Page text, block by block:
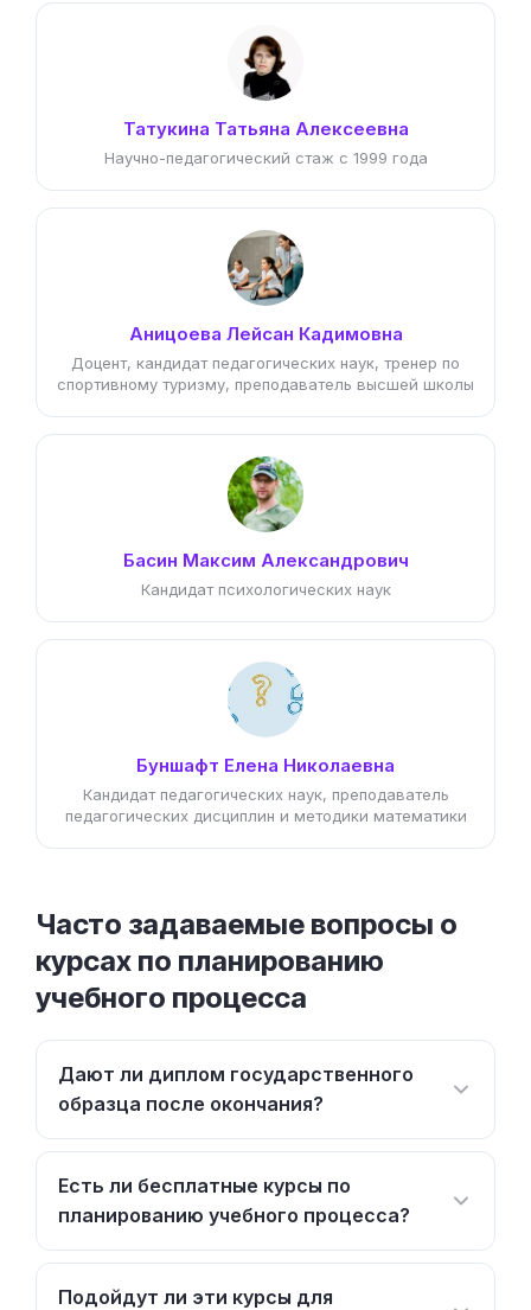
Татукина Татьяна Алексеевна
Научно-педагогический стаж с 1999 года
Аницоева Лейсан Кадимовна
Доцент, кандидат педагогических наук, тренер по
спортивному туризму, преподаватель высшей школы
Басин Максим Александрович
Кандидат психологических наук
Буншафт Елена Николаевна
Кандидат педагогических наук, преподаватель
педагогических дисциплин и методики математики
Часто задаваемые вопросы о
курсах по планированию
учебного процесса
Дают ли диплом государственного
образца после окончания?
Есть ли бесплатные курсы по
планированию учебного процесса?
Подойдут ли эти курсы для